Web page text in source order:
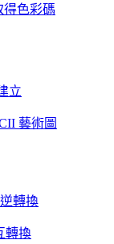
得色彩碼
立
藝術圖
轉換
轉換